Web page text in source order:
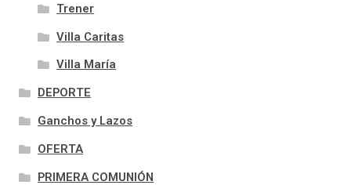
Trener
Villa Caritas
Villa María
DEPORTE
Ganchos y Lazos
OFERTA
PRIMERA COMUNIÓN